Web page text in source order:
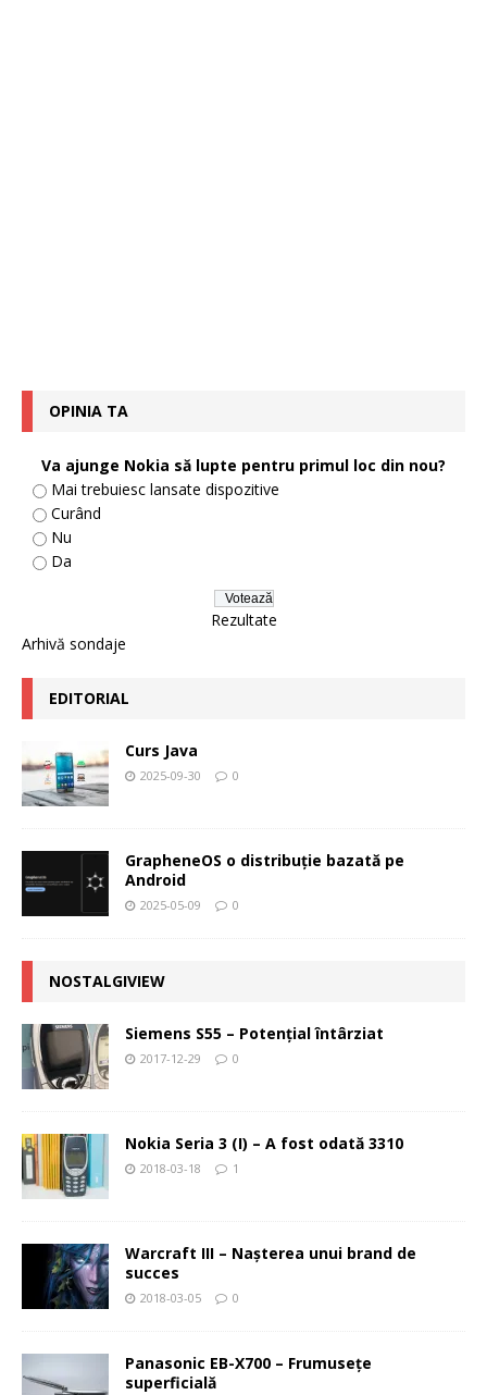
OPINIA TA
Va ajunge Nokia să lupte pentru primul loc din nou?
Mai trebuiesc lansate dispozitive
Curând
Nu
Da
Rezultate
Arhivă sondaje
EDITORIAL
Curs Java
2025-09-30 0
GrapheneOS o distribuție bazată pe
Android
2025-05-09 0
NOSTALGIVIEW
Siemens S55 – Potenţial întârziat
2017-12-29 0
Nokia Seria 3 (I) – A fost odată 3310
2018-03-18 1
Warcraft III – Naşterea unui brand de
succes
2018-03-05 0
Panasonic EB-X700 – Frumuseţe
superficială